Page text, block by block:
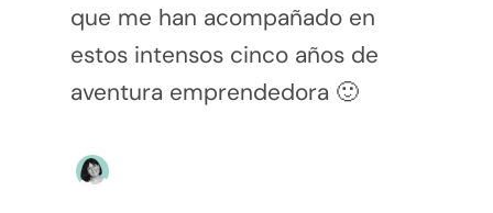
que me han acompañado en
estos intensos cinco años de
aventura emprendedora 🙂